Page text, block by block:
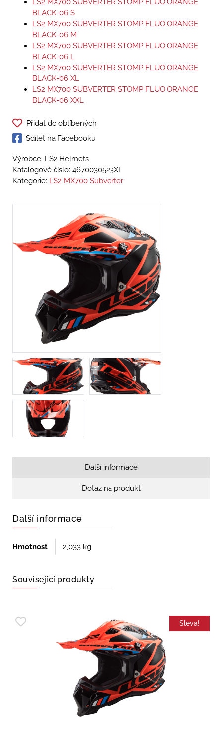
LS2 MX700 SUBVERTER STOMP FLUO ORANGE
BLACK-06 S
LS2 MX700 SUBVERTER STOMP FLUO ORANGE
BLACK-06 M
LS2 MX700 SUBVERTER STOMP FLUO ORANGE
BLACK-06 L
LS2 MX700 SUBVERTER STOMP FLUO ORANGE
BLACK-06 XL
LS2 MX700 SUBVERTER STOMP FLUO ORANGE
BLACK-06 XXL
Přidat do oblíbených
Sdílet na Facebooku
Výrobce: LS2 Helmets
Katalogové číslo: 4670030523XL
Kategorie: LS2 MX700 Subverter
Další informace
Dotaz na produkt
Další informace
Hmotnost 2,033 kg
Související produkty
Sleva!